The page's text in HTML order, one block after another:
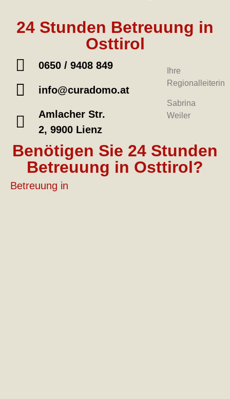
24 Stunden Betreuung in
Osttirol
0650 / 9408 849
info@curadomo.at
Amlacher Str.
2, 9900 Lienz
Ihre
Regionalleiterin
Sabrina
Weiler
Benötigen Sie 24 Stunden
Betreuung in Osttirol?
Betreuung in